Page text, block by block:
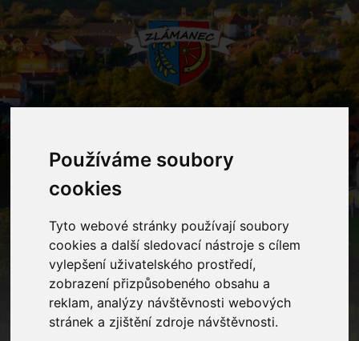
Používáme soubory
cookies
Tyto webové stránky používají soubory
cookies a další sledovací nástroje s cílem
vylepšení uživatelského prostředí,
zobrazení přizpůsobeného obsahu a
reklam, analýzy návštěvnosti webových
stránek a zjištění zdroje návštěvnosti.
Mateřská škola
Home Mateřská škola
Kontakty
Ostatní informace